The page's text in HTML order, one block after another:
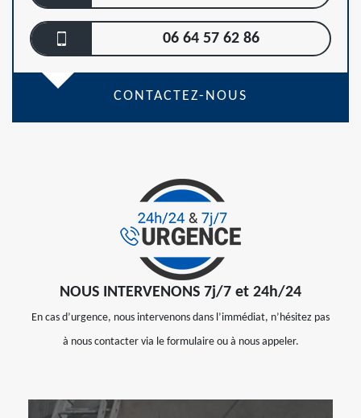
06 64 57 62 86
CONTACTEZ-NOUS
NOUS INTERVENONS 7j/7 et 24h/24
En cas d’urgence, nous intervenons dans l’immédiat, n’hésitez pas
à nous contacter via le formulaire ou à nous appeler.